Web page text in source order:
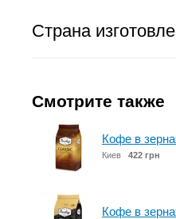
Страна
Смотрите также
Кофе в
Киев 422 грн
Кофе в